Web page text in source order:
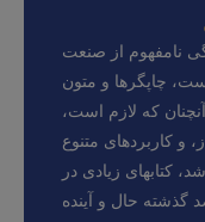
نامفهوم از صنعت
چاپگرها و متون
که لازم است،
و کاربردهای متنوع
کتابهای زیادی در